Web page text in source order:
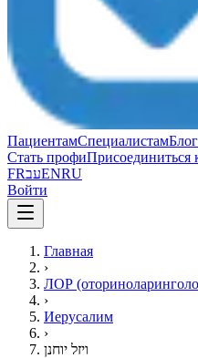
ПациентамСпециалистам
Стать профиПрисоединиться
FRעבENRU
Войти
Главная
›
ЛОР
›
Иерусалим
›
ויזל יוחנן